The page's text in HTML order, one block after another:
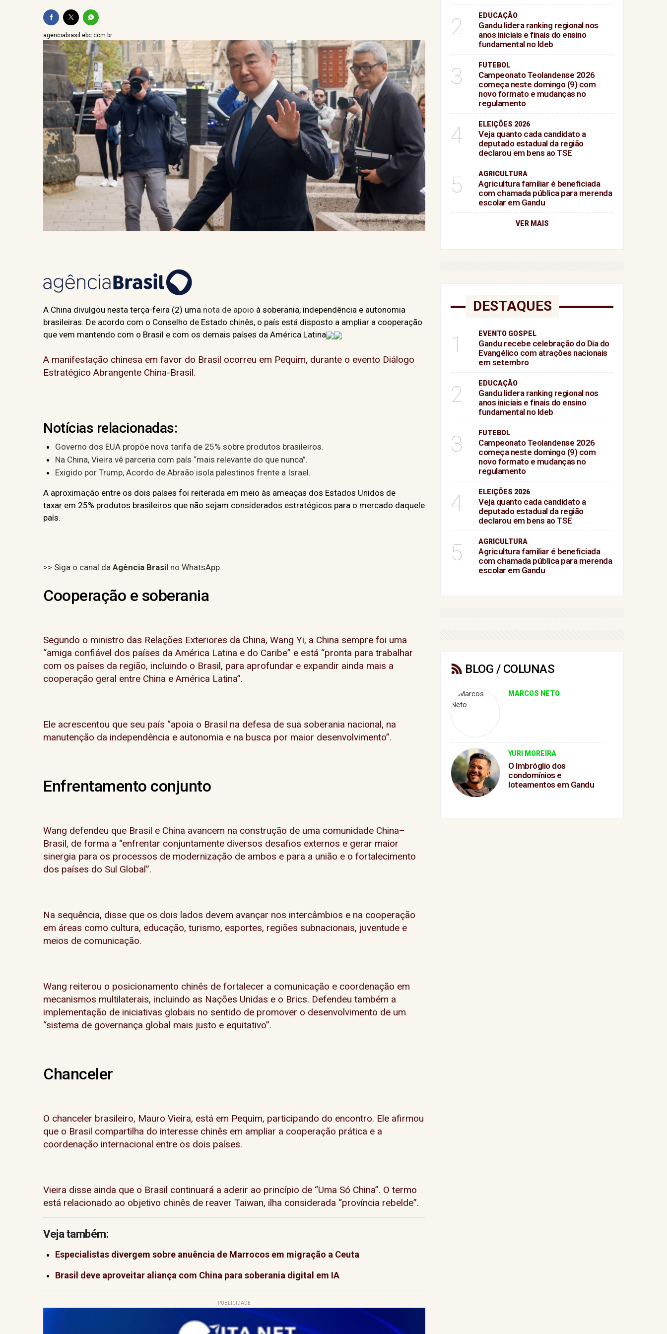
agenciabrasil.ebc.com.br
A China divulgou nesta terça-feira (2) uma nota de apoio à soberania, independência e autonomia
brasileiras. De acordo com o Conselho de Estado chinês, o país está disposto a ampliar a cooperação
que vem mantendo com o Brasil e com os demais países da América Latina
A manifestação chinesa em favor do Brasil ocorreu em Pequim, durante o evento Diálogo
Estratégico Abrangente China-Brasil.
Notícias relacionadas:
Governo dos EUA propõe nova tarifa de 25% sobre produtos brasileiros.
Na China, Vieira vê parceria com país “mais relevante do que nunca”.
Exigido por Trump, Acordo de Abraão isola palestinos frente a Israel.
A aproximação entre os dois países foi reiterada em meio às ameaças dos Estados Unidos de
taxar em 25% produtos brasileiros que não sejam considerados estratégicos para o mercado daquele
país.
>> Siga o canal da Agência Brasil no WhatsApp
Cooperação e soberania
Segundo o ministro das Relações Exteriores da China, Wang Yi, a China sempre foi uma
“amiga confiável dos países da América Latina e do Caribe” e está “pronta para trabalhar
com os países da região, incluindo o Brasil, para aprofundar e expandir ainda mais a
cooperação geral entre China e América Latina”.
Ele acrescentou que seu país “apoia o Brasil na defesa de sua soberania nacional, na
manutenção da independência e autonomia e na busca por maior desenvolvimento”.
Enfrentamento conjunto
Wang defendeu que Brasil e China avancem na construção de uma comunidade China–
Brasil, de forma a “enfrentar conjuntamente diversos desafios externos e gerar maior
sinergia para os processos de modernização de ambos e para a união e o fortalecimento
dos países do Sul Global”.
Na sequência, disse que os dois lados devem avançar nos intercâmbios e na cooperação
em áreas como cultura, educação, turismo, esportes, regiões subnacionais, juventude e
meios de comunicação.
Wang reiterou o posicionamento chinês de fortalecer a comunicação e coordenação em
mecanismos multilaterais, incluindo as Nações Unidas e o Brics. Defendeu também a
implementação de iniciativas globais no sentido de promover o desenvolvimento de um
“sistema de governança global mais justo e equitativo”.
Chanceler
O chanceler brasileiro, Mauro Vieira, está em Pequim, participando do encontro. Ele afirmou
que o Brasil compartilha do interesse chinês em ampliar a cooperação prática e a
coordenação internacional entre os dois países.
Vieira disse ainda que o Brasil continuará a aderir ao princípio de “Uma Só China”. O termo
está relacionado ao objetivo chinês de reaver Taiwan, ilha considerada “província rebelde”.
Veja também:
Especialistas divergem sobre anuência de Marrocos em migração a Ceuta
Brasil deve aproveitar aliança com China para soberania digital em IA
PUBLICIDADE
2 EDUCAÇÃO
Gandu lidera ranking regional nos
anos iniciais e finais do ensino
fundamental no Ideb
3 FUTEBOL
Campeonato Teolandense 2026
começa neste domingo (9) com
novo formato e mudanças no
regulamento
4 ELEIÇÕES 2026
Veja quanto cada candidato a
deputado estadual da região
declarou em bens ao TSE
5 AGRICULTURA
Agricultura familiar é beneficiada
com chamada pública para merenda
escolar em Gandu
VER MAIS
DESTAQUES
1 EVENTO GOSPEL
Gandu recebe celebração do Dia do
Evangélico com atrações nacionais
em setembro
2 EDUCAÇÃO
Gandu lidera ranking regional nos
anos iniciais e finais do ensino
fundamental no Ideb
3 FUTEBOL
Campeonato Teolandense 2026
começa neste domingo (9) com
novo formato e mudanças no
regulamento
4 ELEIÇÕES 2026
Veja quanto cada candidato a
deputado estadual da região
declarou em bens ao TSE
5 AGRICULTURA
Agricultura familiar é beneficiada
com chamada pública para merenda
escolar em Gandu
BLOG / COLUNAS
MARCOS NETO
YURI MOREIRA
O Imbróglio dos
condomínios e
loteamentos em Gandu